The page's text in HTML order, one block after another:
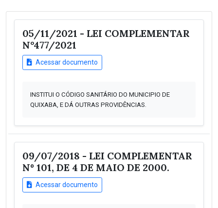
05/11/2021 - LEI COMPLEMENTAR
N°477/2021
Acessar documento
INSTITUI O CÓDIGO SANITÁRIO DO MUNICIPIO DE
QUIXABA, E DÁ OUTRAS PROVIDÊNCIAS.
09/07/2018 - LEI COMPLEMENTAR
Nº 101, DE 4 DE MAIO DE 2000.
Acessar documento